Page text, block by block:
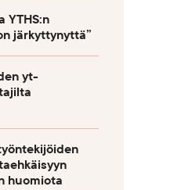
YTHS:n
järkyttynyttä”
yt-
huomiota